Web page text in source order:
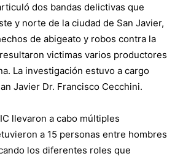
dos bandas delictivas que
y norte de la ciudad de San Javier,
de abigeato y robos contra la
victimas varios productores
La investigación estuvo a cargo
Javier Dr. Francisco Cecchini.
llevaron a cabo múltiples
a 15 personas entre hombres
los diferentes roles que